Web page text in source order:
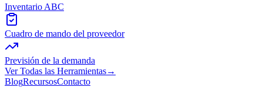
Inventario ABC
Cuadro de mando del proveedor
Previsión de la demanda
Ver Todas las Herramientas→
BlogRecursosContacto